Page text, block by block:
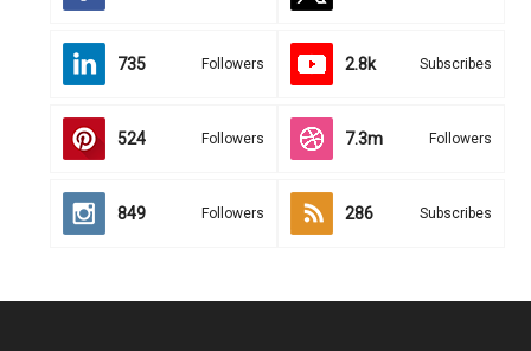
735 Followers 2.8k Subscribes
524 Followers 7.3m Followers
849 Followers 286 Subscribes